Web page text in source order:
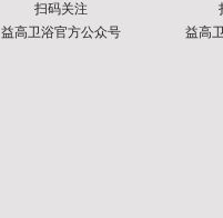
益高
扫码关注
益高卫浴官方公众号